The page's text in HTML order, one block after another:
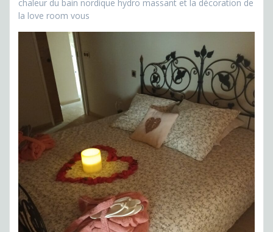
chaleur du bain nordique hydro massant et la décoration de
la love room vous